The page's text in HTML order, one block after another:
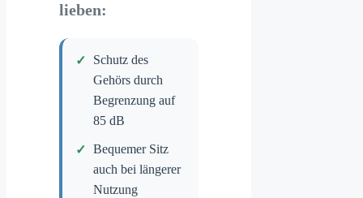
lieben:
Schutz des
Gehörs durch
Begrenzung auf
85 dB
Bequemer Sitz
auch bei längerer
Nutzung